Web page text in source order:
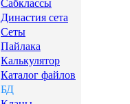
Династия сета
Сеты
Пайлака
Калькулятор
Каталог файлов
БД